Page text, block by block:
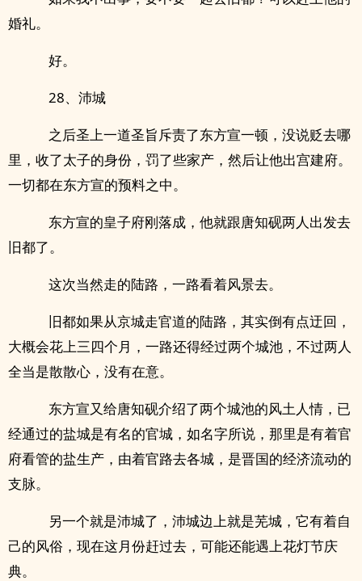
婚礼。
好。
28、沛城
之后圣上一道圣旨斥责了东方宣一顿，没说贬去哪
里，收了太子的身份，罚了些家产，然后让他出宫建府。
一切都在东方宣的预料之中。
东方宣的皇子府刚落成，他就跟唐知砚两人出发去
旧都了。
这次当然走的陆路，一路看着风景去。
旧都如果从京城走官道的陆路，其实倒有点迂回，
大概会花上三四个月，一路还得经过两个城池，不过两人
全当是散散心，没有在意。
东方宣又给唐知砚介绍了两个城池的风土人情，已
经通过的盐城是有名的官城，如名字所说，那里是有着官
府看管的盐生产，由着官路去各城，是晋国的经济流动的
支脉。
另一个就是沛城了，沛城边上就是芜城，它有着自
己的风俗，现在这月份赶过去，可能还能遇上花灯节庆
典。